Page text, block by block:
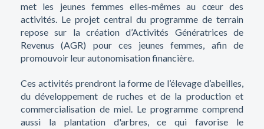
met les jeunes femmes elles-mêmes au cœur des
activités. Le projet central du programme de terrain
repose sur la création d’Activités Génératrices de
Revenus (AGR) pour ces jeunes femmes, afin de
promouvoir leur autonomisation financière.
Ces activités prendront la forme de l’élevage d’abeilles,
du développement de ruches et de la production et
commercialisation de miel. Le programme comprend
aussi la plantation d'arbres, ce qui favorise le